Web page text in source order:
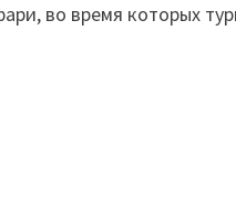
во время которых